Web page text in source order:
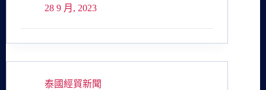
28 9 月, 2023
泰國經貿新聞